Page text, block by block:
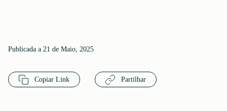
Publicada a 21 de Maio, 2025
Copiar Link Partilhar